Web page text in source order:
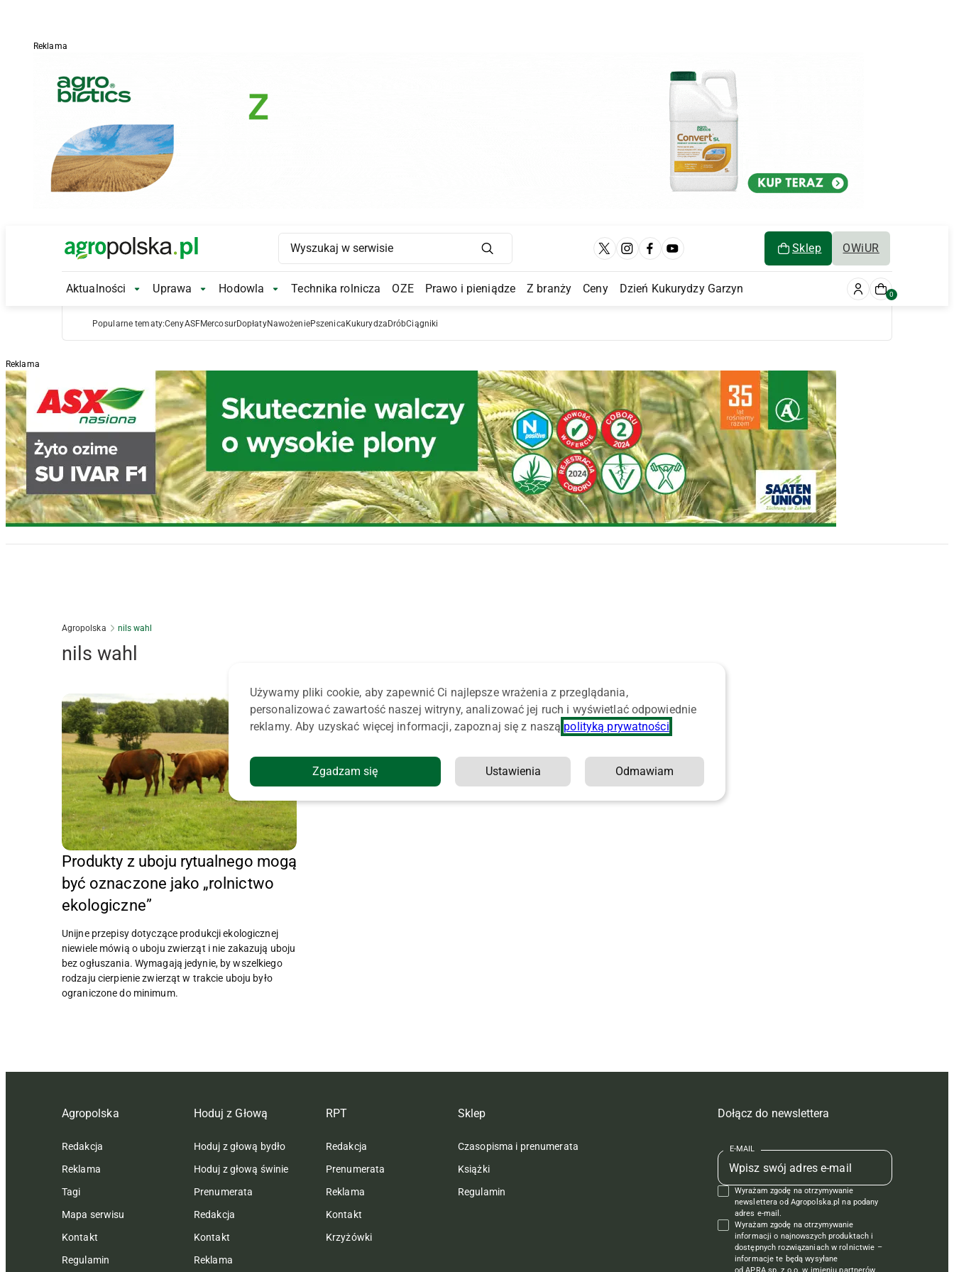
Reklama
Main Logo Sklep OWiUR
Main Navigation
Aktualności Aktualności Submenu
Uprawa Uprawa Submenu
Hodowla Hodowla Submenu
Technika rolnicza OZE Prawo i pieniądze Z branży Ceny Dzień Kukurydzy Garzyn 0
Popularne tematy:CenyASFMercosurDopłatyNawożeniePszenica Kukurydza DróbCiągniki
Reklama
Agropolska nils wahl
nils wahl
Produkty z uboju rytualnego mogą
być oznaczone jako „rolnictwo
ekologiczne”
Unijne przepisy dotyczące produkcji ekologicznej
niewiele mówią o uboju zwierząt i nie zakazują uboju
bez ogłuszania. Wymagają jedynie, by wszelkiego
rodzaju cierpienie zwierząt w trakcie uboju było
ograniczone do minimum.
Agropolska
Redakcja
Reklama
Tagi
Mapa serwisu
Kontakt
Regulamin
Hoduj z Głową
Hoduj z głową bydło
Hoduj z głową świnie
Prenumerata
Redakcja
Kontakt
Reklama
RPT
Redakcja
Prenumerata
Reklama
Kontakt
Krzyżówki
Sklep
Czasopisma i prenumerata
Książki
Regulamin
Dołącz do newslettera
E-MAIL
Wyrażam zgodę na otrzymywanie
newslettera od Agropolska.pl na podany
adres e-mail.
Wyrażam zgodę na otrzymywanie
informacji o najnowszych produktach i
dostępnych rozwiązaniach w rolnictwie –
informacje te będą wysyłane
Używamy pliki cookie, aby zapewnić Ci najlepsze wrażenia z przeglądania,
personalizować zawartość naszej witryny, analizować jej ruch i wyświetlać odpowiednie
reklamy. Aby uzyskać więcej informacji, zapoznaj się z naszą polityką prywatności
Zgadzam się Ustawienia Odmawiam